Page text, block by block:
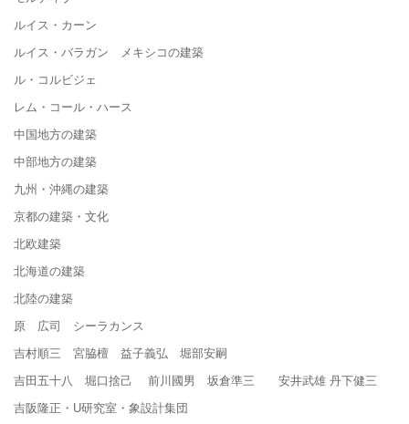
ルイス・カーン
ルイス・バラガン メキシコの建築
ル・コルビジェ
レム・コール・ハース
中国地方の建築
中部地方の建築
九州・沖縄の建築
京都の建築・文化
北欧建築
北海道の建築
北陸の建築
原 広司 シーラカンス
吉村順三 宮脇檀 益子義弘 堀部安嗣
吉田五十八 堀口捨己 前川國男 坂倉準三 安井武雄 丹下健三
吉阪隆正・U研究室・象設計集団